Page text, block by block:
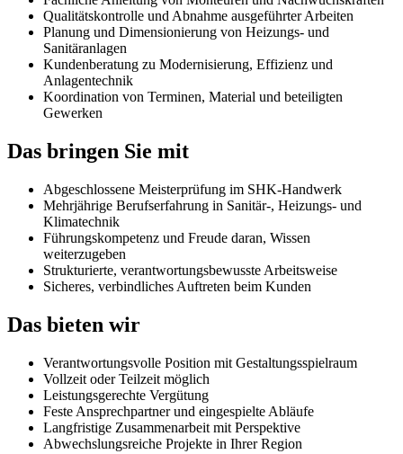
Qualitätskontrolle und Abnahme ausgeführter Arbeiten
Planung und Dimensionierung von Heizungs- und
Sanitäranlagen
Kundenberatung zu Modernisierung, Effizienz und
Anlagentechnik
Koordination von Terminen, Material und beteiligten
Gewerken
Das bringen Sie mit
Abgeschlossene Meisterprüfung im SHK-Handwerk
Mehrjährige Berufserfahrung in Sanitär-, Heizungs- und
Klimatechnik
Führungskompetenz und Freude daran, Wissen
weiterzugeben
Strukturierte, verantwortungsbewusste Arbeitsweise
Sicheres, verbindliches Auftreten beim Kunden
Das bieten wir
Verantwortungsvolle Position mit Gestaltungsspielraum
Vollzeit oder Teilzeit möglich
Leistungsgerechte Vergütung
Feste Ansprechpartner und eingespielte Abläufe
Langfristige Zusammenarbeit mit Perspektive
Abwechslungsreiche Projekte in Ihrer Region